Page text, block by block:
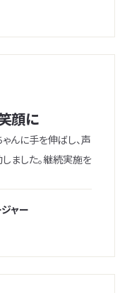
顔に
んに手を伸ばし、声
しました。継続実施を
ャー